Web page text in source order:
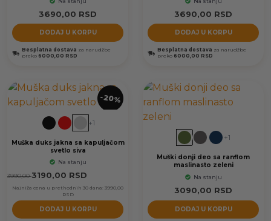
3690,00 RSD
DODAJ U KORPU
Besplatna dostava za narudžbe
preko 6000,00 RSD
3690,00 RSD
DODAJ U KORPU
Besplatna dostava za narudžbe
preko 6000,00 RSD
-20%
+1
Muška duks jakna sa kapuljačom
svetlo siva
Na stanju
3990,00 3190,00 RSD
Najniža cena u prethodnih 30 dana: 3990,00
RSD
DODAJ U KORPU
+1
Muški donji deo sa ranflom
maslinasto zeleni
Na stanju
3090,00 RSD
DODAJ U KORPU